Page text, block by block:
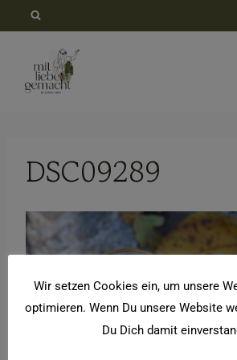
springen
DSC09289
Wir setzen Cookies ein, um unsere
optimieren. Wenn Du unsere Website
Du Dich damit